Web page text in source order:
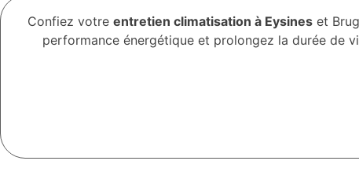
Confiez votre entretien climatisation à Eysines et
performance énergétique et prolongez la durée de